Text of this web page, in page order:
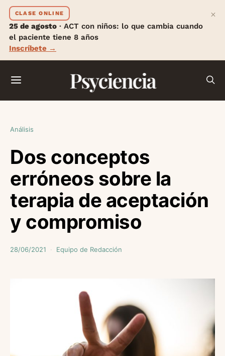
CLASE ONLINE
25 de agosto · ACT con niños: lo que cambia cuando
el paciente tiene 8 años
Inscríbete →
×
Psyciencia
Análisis
Dos conceptos
erróneos sobre la
terapia de aceptación
y compromiso
28/06/2021 Equipo de Redacción